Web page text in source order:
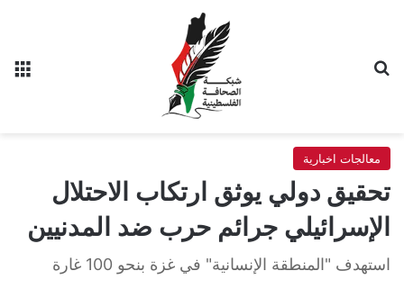
معالجات اخبارية
تحقيق دولي يوثق ارتكاب الاحتلال
الإسرائيلي جرائم حرب ضد المدنيين
استهدف "المنطقة الإنسانية" في غزة بنحو 100 غارة